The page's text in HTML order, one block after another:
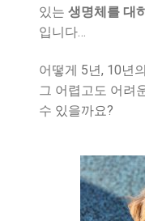
있는 생명체를 대
입니다…
어떻게 5년, 10년
그 어렵고도 어려
수 있을까요?